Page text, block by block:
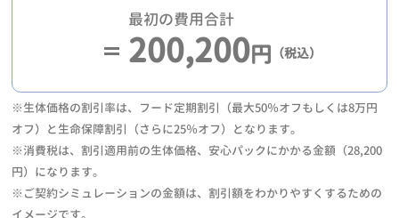
最初の費用合計
200,200円 （税込）
※生体価格の割引率は、フード定期割引（最大50％オフもしくは8万円
オフ）と生命保障割引（さらに25％オフ）となります。
※消費税は、割引適用前の生体価格、安心パックにかかる金額（28,200
円）になります。
※ご契約シミュレーションの金額は、割引額をわかりやすくするための
イメージです。